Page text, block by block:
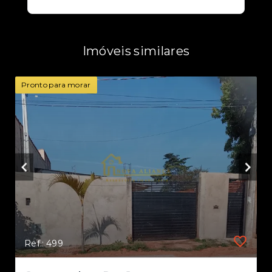
Imóveis similares
Pronto para morar
Ref.: 499